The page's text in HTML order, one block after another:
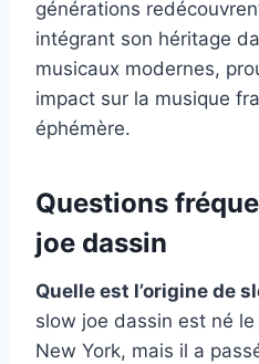
générations
intégrant son héritage
musicaux modernes,
impact sur la musique
éphémère.
Questions
joe dassin
Quelle est l’origine de
slow joe dassin est né
New York, mais il a